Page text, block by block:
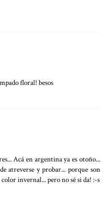
floral! besos
Acá en argentina ya es otoño...
atreverse y probar... porque son
invernal... pero no sé si da! :-s